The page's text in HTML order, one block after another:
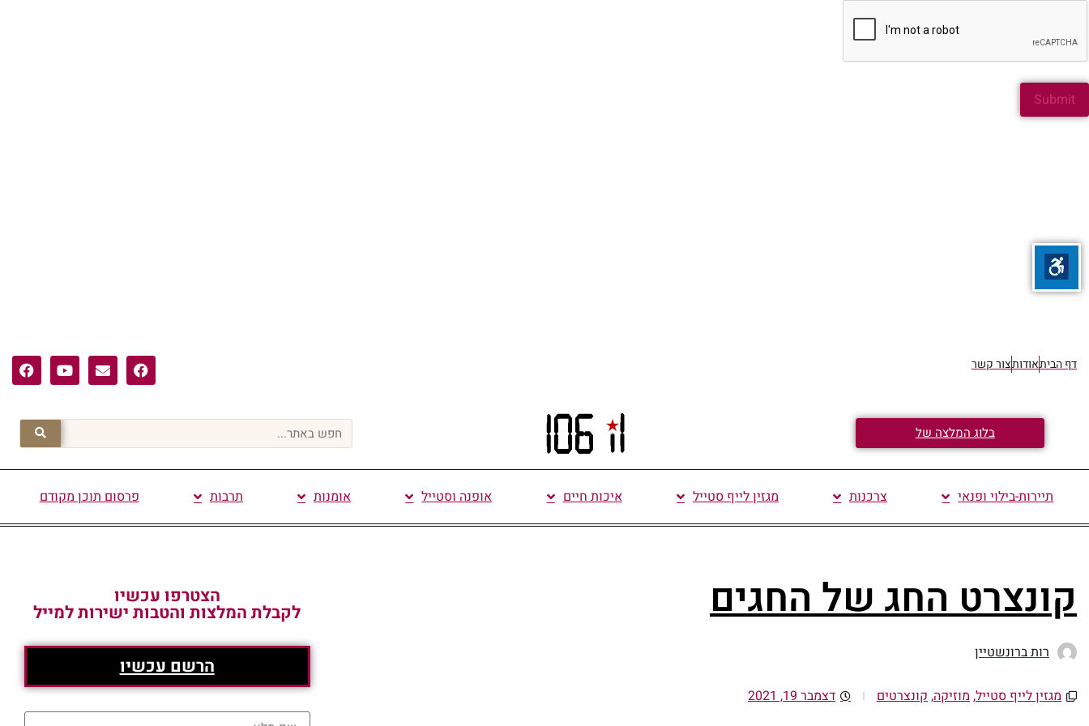
דף הביתאודותצור קשר
בלוג המלצה של
תיירות-בילוי ופנאי צרכנות מגזין לייף סטייל איכות חיים אופנה וסטייל אומנות תרבות פרסום תוכן מקודם
קונצרט החג של החגים
רות ברונשטיין
מגזין לייף סטייל,מוזיקה,קונצרטים דצמבר 19, 2021
הצטרפו עכשיו
לקבלת המלצות והטבות ישירות למייל
הרשם עכשיו